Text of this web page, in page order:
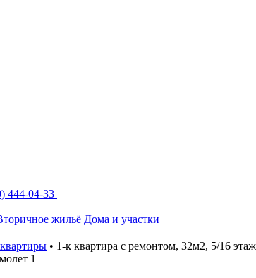
444-04-33
жильё Дома и участки
• 1-к квартира с ремонтом, 32м2, 5/16
1